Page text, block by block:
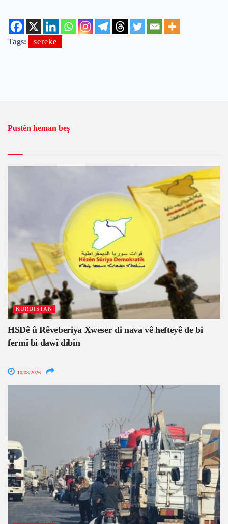
Tags: sereke
Pustên heman beş
KURDISTAN
HSDê û Rêveberiya Xweser di nava vê hefteyê de bi
fermî bi dawî dibin
10/08/2026